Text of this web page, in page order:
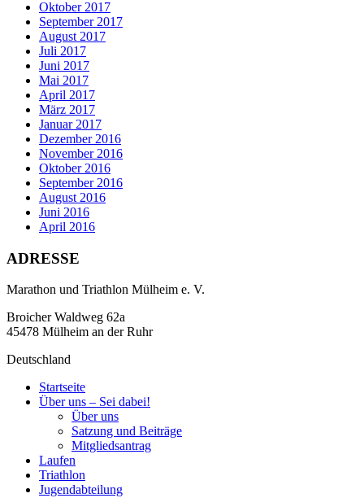
Oktober 2017
September 2017
August 2017
Juli 2017
Juni 2017
Mai 2017
April 2017
März 2017
Januar 2017
Dezember 2016
November 2016
Oktober 2016
September 2016
August 2016
Juni 2016
April 2016
ADRESSE
Marathon und Triathlon Mülheim e. V.
Broicher Waldweg 62a
45478 Mülheim an der Ruhr
Deutschland
Startseite
Über uns – Sei dabei!
Über uns
Satzung und Beiträge
Mitgliedsantrag
Laufen
Triathlon
Jugendabteilung